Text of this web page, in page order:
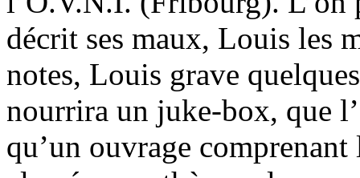
décrit ses maux, Louis les
notes, Louis grave
nourrira un juke-box, que
qu’un ouvrage